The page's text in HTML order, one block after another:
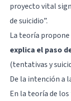
proyecto vital
de suicidio”.
La teoría propone
explica el paso
(tentativas y
De la intención a
En la teoría de